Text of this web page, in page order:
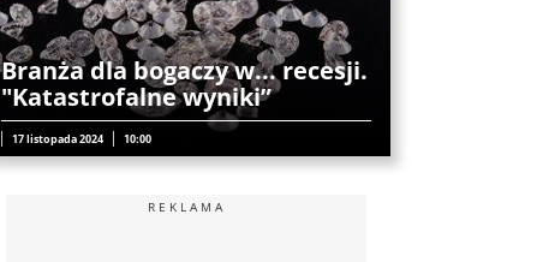
Branża dla bogaczy w... recesji.
"Katastrofalne wyniki”
17 listopada 2024 10:00
REKLAMA